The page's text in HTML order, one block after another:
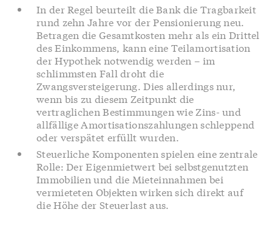
In der Regel beurteilt die Bank die Tragbarkeit
rund zehn Jahre vor der Pensionierung neu.
Betragen die Gesamtkosten mehr als ein Drittel
des Einkommens, kann eine Teilamortisation
der Hypothek notwendig werden – im
schlimmsten Fall droht die
Zwangsversteigerung. Dies allerdings nur,
wenn bis zu diesem Zeitpunkt die
vertraglichen Bestimmungen wie Zins- und
allfällige Amortisationszahlungen schleppend
oder verspätet erfüllt wurden.
Steuerliche Komponenten spielen eine zentrale
Rolle: Der Eigenmietwert bei selbstgenutzten
Immobilien und die Mieteinnahmen bei
vermieteten Objekten wirken sich direkt auf
die Höhe der Steuerlast aus.